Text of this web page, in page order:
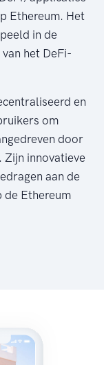
Ethereum. Het
in de
het DeFi-
en
om
door
innovatieve
aan de
de Ethereum